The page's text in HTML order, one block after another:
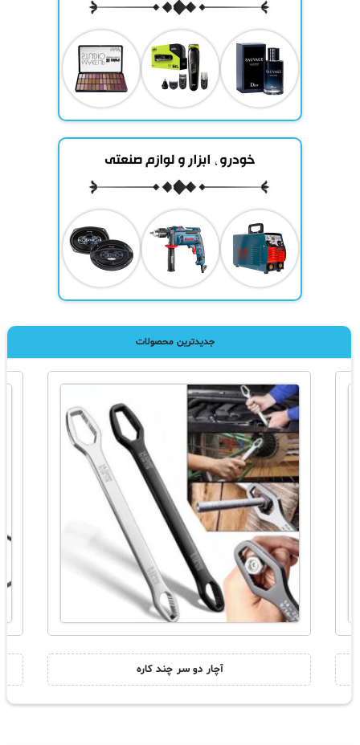
جدیدترین محصولات
آچار دو سر چند کاره